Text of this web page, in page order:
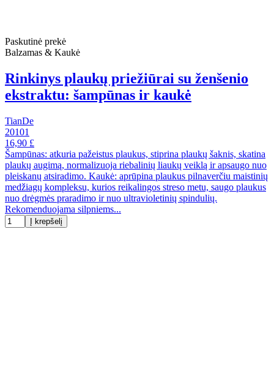
Paskutinė prekė
Balzamas & Kaukė
Rinkinys plaukų priežiūrai su ženšenio
ekstraktu: šampūnas ir kaukė
TianDe
20101
16,90 £
Šampūnas: atkuria pažeistus plaukus, stiprina plaukų šaknis, skatina
plaukų augimą, normalizuoja riebalinių liaukų veiklą ir apsaugo nuo
pleiskanų atsiradimo. Kaukė: aprūpina plaukus pilnaverčiu maistinių
medžiagų kompleksu, kurios reikalingos streso metu, saugo plaukus
nuo drėgmės praradimo ir nuo ultravioletinių spindulių.
Rekomenduojama silpniems...
Į krepšelį